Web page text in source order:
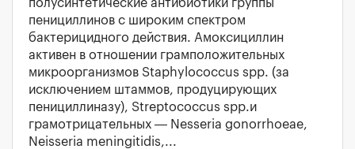
полусинтетические антибиотики группы
пенициллинов с широким спектром
бактерицидного действия. Амоксициллин
активен в отношении грамположительных
микроорганизмов Staphylococcus spp. (за
исключением штаммов, продуцирующих
пенициллиназу), Streptococcus spp.и
грамотрицательных — Nesseria gonorrhoeae,
Neisseria meningitidis,...